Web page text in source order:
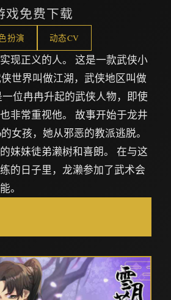
戏免费下载
扮演 动态CV
现正义的人。 这是一款武侠小
世界叫做江湖，武侠地区叫做
位冉冉升起的武侠人物，即使
非常重视他。 故事开始于龙井
女孩，她从邪恶的教派逃脱。
妹妹徒弟濑树和喜朗。 在与这
的日子里，龙濑参加了武术会
。